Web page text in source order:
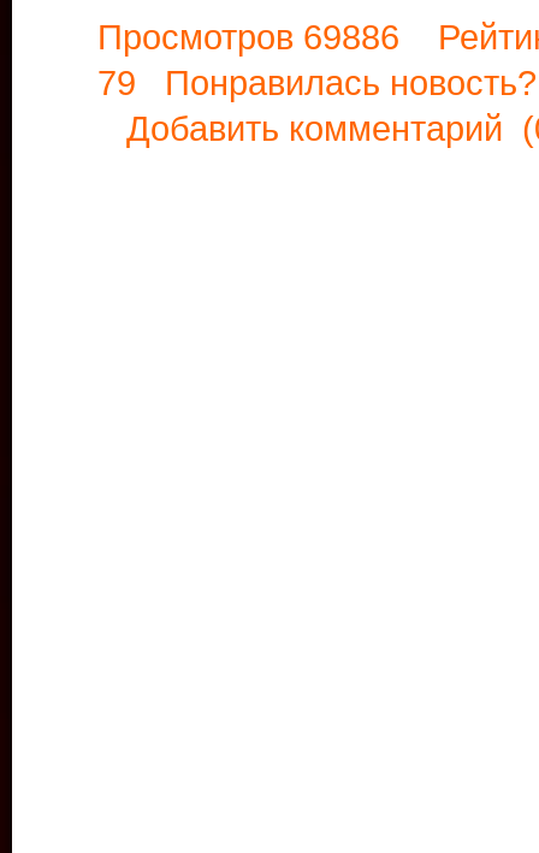
Просмотров 69886
79 Понравилась
Добавить комментарий